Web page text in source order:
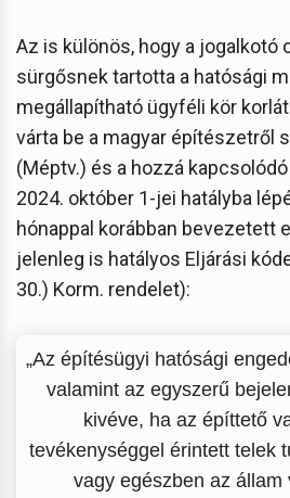
Az is különös, hogy a jogalkotó
sürgősnek tartotta a hatósági
megállapítható ügyféli kör
várta be a magyar építészetről
(Méptv.) és a hozzá
2024. október 1-jei hatályba
hónappal korábban bevezetett
jelenleg is hatályos Eljárási
30.) Korm. rendelet):
„Az építésügyi hatósági
valamint az egyszerű
kivéve, ha az építtető
tevékenységgel érintett telek
vagy egészben az állam